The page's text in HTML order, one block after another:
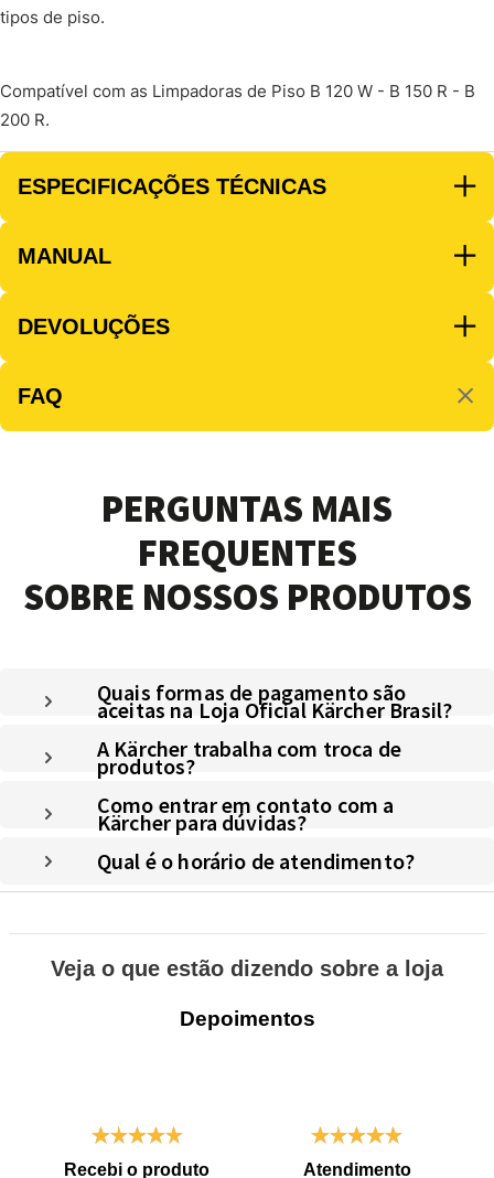
tipos de piso.
Compatível com as Limpadoras de Piso B 120 W - B 150 R - B
200 R.
ESPECIFICAÇÕES TÉCNICAS
MANUAL
DEVOLUÇÕES
FAQ
PERGUNTAS MAIS
FREQUENTES
SOBRE NOSSOS PRODUTOS
Quais formas de pagamento são
aceitas na Loja Oficial Kärcher Brasil?
A Kärcher trabalha com troca de
produtos?
Como entrar em contato com a
Kärcher para dúvidas?
Qual é o horário de atendimento?
Veja o que estão dizendo sobre a loja
Depoimentos
Recebi o produto Atendimento